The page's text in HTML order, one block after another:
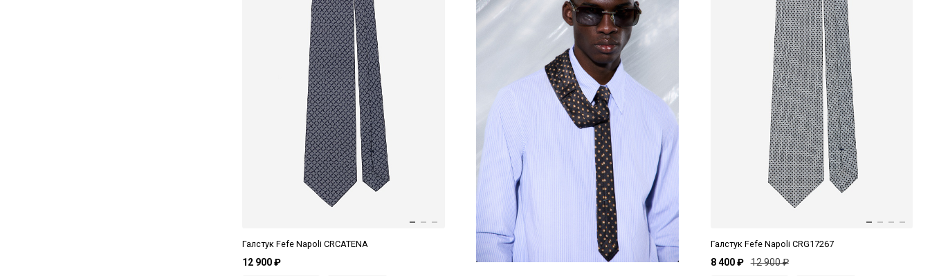
Галстук Fefe Napoli CRCATENA
12 900 ₽
Галстук Fefe Napoli CRG17267
8 400 ₽ 12 900 ₽